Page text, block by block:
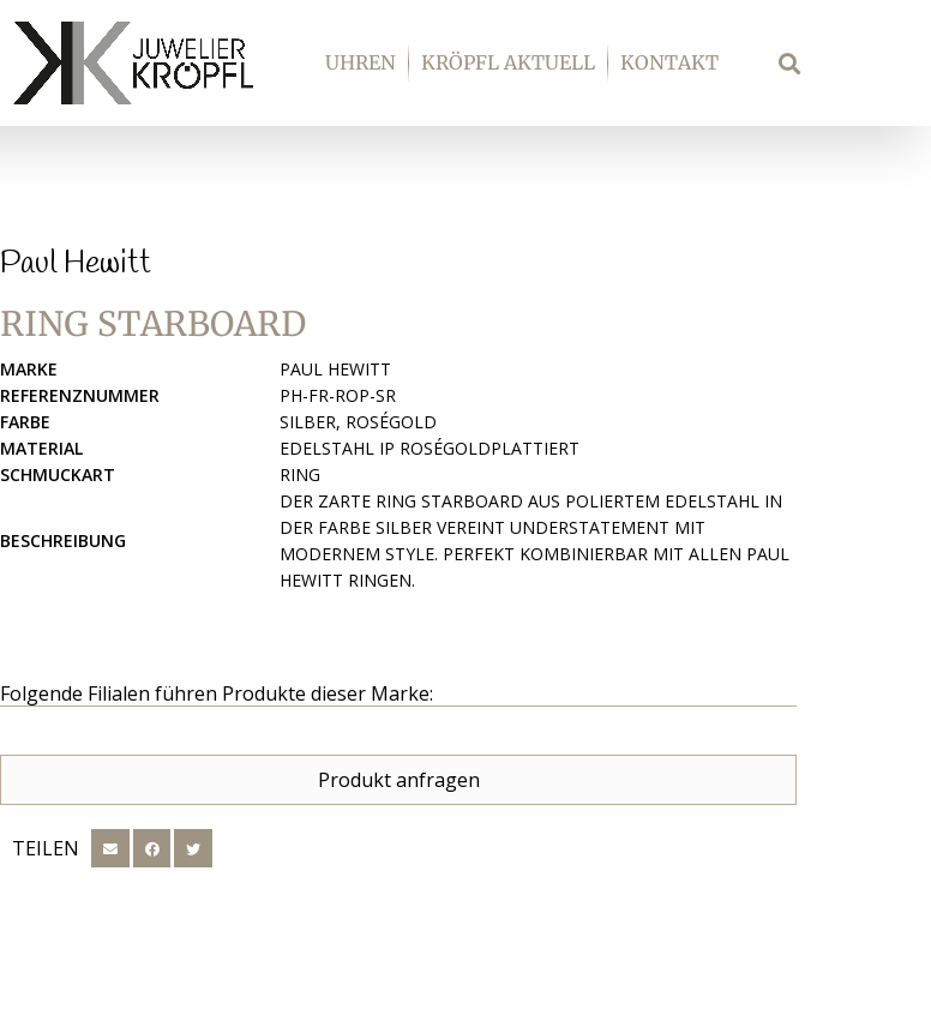
UHREN KRÖPFL AKTUELL KONTAKT Suche
Paul Hewitt
RING STARBOARD
MARKE
PAUL HEWITT
REFERENZNUMMER
PH-FR-ROP-SR
FARBE
SILBER, ROSÉGOLD
MATERIAL
EDELSTAHL IP ROSÉGOLDPLATTIERT
SCHMUCKART
RING
BESCHREIBUNG
DER ZARTE RING STARBOARD AUS POLIERTEM EDELSTAHL IN
DER FARBE SILBER VEREINT UNDERSTATEMENT MIT
MODERNEM STYLE. PERFEKT KOMBINIERBAR MIT ALLEN PAUL
HEWITT RINGEN.
Folgende Filialen führen Produkte dieser Marke:
Produkt anfragen
TEILEN